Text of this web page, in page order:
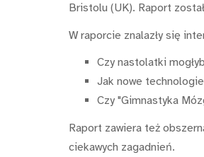
Bristolu (UK). Raport
W raporcie znalazły się
Czy nastolatki
Jak nowe
Czy "Gimnastyka
Raport zawiera też
ciekawych zagadnień.